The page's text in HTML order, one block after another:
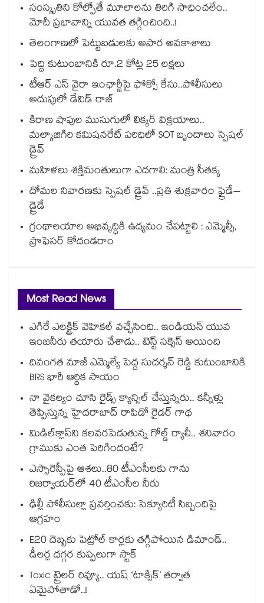
సంస్కృతిని కోల్పోతే మూలాలను తిరిగి సాధించలేం..
మోదీ ప్రభావాన్ని యువత తగ్గించింది..!
తెలంగాణలో పెట్టుబడులకు అపార అవకాశాలు
పెద్ది కుటుంబానికి రూ.2 కోట్ల 25 లక్షలు
టీఆర్ ఎస్ వైరా ఇంఛార్జీపై ఫోక్సో కేసు..పోలీసులు
అదుపులో డేవిడ్ రాజ్
కిరాణ షాపుల ముసుగులో లిక్కర్ విక్రయాలు..
మల్కాజిగిరి కమిషనరేట్ పరిధిలో SOT బృందాలు స్పెషల్
డ్రైవ్
మహిళలు శక్తిమంతులుగా ఎదగాలి: మంత్రి సీతక్క
దోమల నివారణకు స్పెషల్ డ్రైవ్ ..ప్రతి శుక్రవారం ఫ్రైడే–
డ్రైడే
గ్రంథాలయాల అభివృద్ధికి ఉద్యమం చేపట్టాలి : ఎమ్మెల్సీ,
ప్రొఫెసర్ కోదండరాం
Most Read News
ఎగిరే ఎలక్ట్రిక్ వెహికల్ వచ్చేసింది.. ఇండియన్ యువ
ఇంజనీరు తయారు చేశాడు.. టెస్ట్ సక్సెస్ అయింది
దివంగత మాజీ ఎమ్మెల్యే పెద్ద సుదర్శన్ రెడ్డి కుటుంబానికి
BRS భారీ ఆర్థిక సాయం
నా వైకల్యం చూసి రైడ్స్ క్యాన్సిల్ చేస్తున్నరు.. కన్నీళ్లు
తెప్పిస్తున్న హైదరాబాద్ రాపిడో రైడర్ గాథ
మిడిల్‌క్లాస్‌ని కలవరపెడుతున్న గోల్డ్ ర్యాలీ.. శనివారం
గ్రాముకు ఎంత పెరిగిందంటే?
ఎస్సారెస్పీపై ఆశలు..80 టీఎంసీలకు గాను
రిజర్వాయర్‌‌‌‌‌‌‌‌‌‌‌‌‌‌‌‌లో 40 టీఎంసీల నీరు
ఢిల్లీ పోలీసుల్లా ప్రవర్తించకు: సెక్యూరిటీ సిబ్బందిపై
ఆగ్రహం
E20 దెబ్బకు పెట్రోల్ కార్లకు తగ్గిపోయిన డిమాండ్..
డీలర్ల దగ్గర కుప్పలుగా స్టాక్
Toxic ట్రైలర్ రివ్యూ.. యష్ ‘టాక్సిక్’ తర్వాత
ఏమైపోతాడో..!